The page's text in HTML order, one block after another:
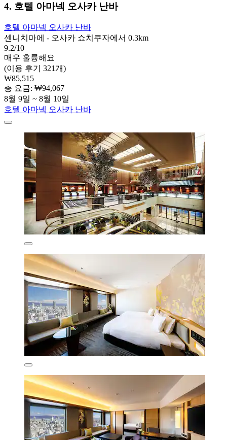
4. 호텔 아마넥 오사카 난바
호텔 아마넥 오사카 난바
센니치마에 - 오사카 쇼치쿠자에서 0.3km
9.2/10
매우 훌륭해요
(이용 후기 321개)
₩85,515
총 요금: ₩94,067
8월 9일 ~ 8월 10일
호텔 아마넥 오사카 난바